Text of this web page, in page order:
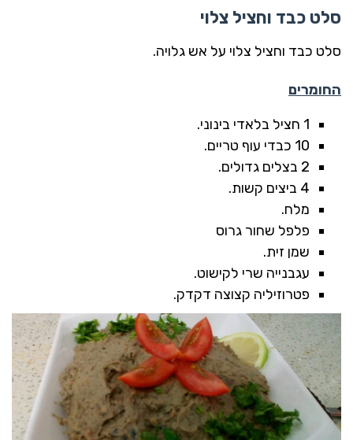
סלט כבד וחציל צלוי
סלט כבד וחציל צלוי על אש גלויה.
החומרים
1 חציל בלאדי בינוני.
10 כבדי עוף טריים.
2 בצלים גדולים.
4 ביצים קשות.
מלח.
פלפל שחור גרוס
שמן זית.
עגבנייה שרי לקישוט.
פטרוזיליה קצוצה דקדק.